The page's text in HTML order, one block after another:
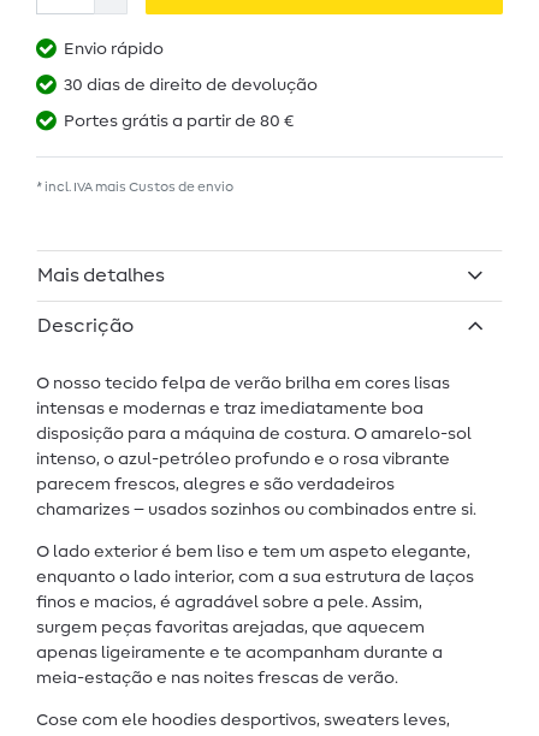
Envio rápido
30 dias de direito de devolução
Portes grátis a partir de 80 €
* incl. IVA mais Custos de envio
Mais detalhes
Descrição
O nosso tecido felpa de verão brilha em cores lisas
intensas e modernas e traz imediatamente boa
disposição para a máquina de costura. O amarelo-sol
intenso, o azul-petróleo profundo e o rosa vibrante
parecem frescos, alegres e são verdadeiros
chamarizes – usados sozinhos ou combinados entre si.
O lado exterior é bem liso e tem um aspeto elegante,
enquanto o lado interior, com a sua estrutura de laços
finos e macios, é agradável sobre a pele. Assim,
surgem peças favoritas arejadas, que aquecem
apenas ligeiramente e te acompanham durante a
meia-estação e nas noites frescas de verão.
Cose com ele hoodies desportivos, sweaters leves,